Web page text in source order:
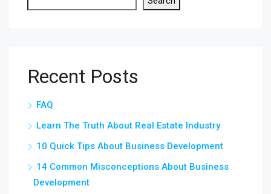
Recent Posts
FAQ
Learn The Truth About Real Estate Industry
10 Quick Tips About Business Development
14 Common Misconceptions About Business
Development